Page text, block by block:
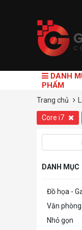
DANH
PHẨM
Trang chủ
Core i7
DANH MỤC
Đồ họa -
Văn phòng
Nhỏ gọn